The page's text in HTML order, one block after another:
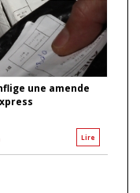
une amende
Lire